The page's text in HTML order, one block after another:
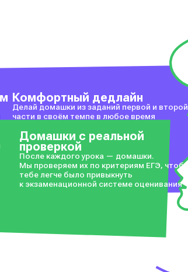
Комфортный дедлайн
Делай домашки из заданий первой и второй
части в своём темпе в любое время
Домашки с реальной
проверкой
После каждого урока — домашки.
Мы проверяем их по критериям ЕГЭ, чтобы
тебе легче было привыкнуть
к экзаменационной системе оценивания